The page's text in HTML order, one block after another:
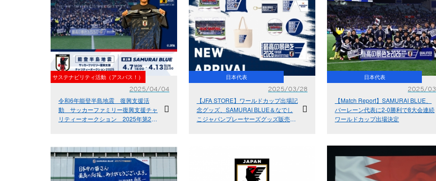
サステナビリティ活動（アスパス！）
2025/04/04
令和6年能登半島地震 復興支援活
動 サッカーファミリー復興支援チャ
リティーオークション 2025年第2
日本代表
2025/03/28
【JFA STORE】ワールドカップ出場記
念グッズ、SAMURAI BLUE＆なでし
こジャパンプレーヤーズグッズ販売
日本代表
2025/
【Match Report】SAMURAI BLUE、
バーレーン代表に2-0勝利で8大会連続
ワールドカップ出場決定